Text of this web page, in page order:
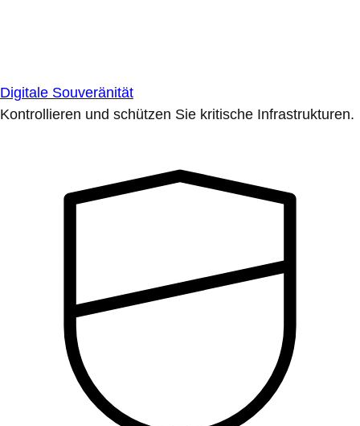
Digitale Souveränität
Kontrollieren und schützen Sie kritische Infrastrukturen.